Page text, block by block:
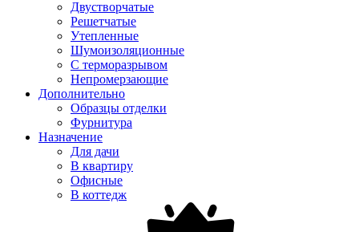
Двустворчатые
Решетчатые
Утепленные
Шумоизоляционные
С терморазрывом
Непромерзающие
Дополнительно
Образцы отделки
Фурнитура
Назначение
Для дачи
В квартиру
Офисные
В коттедж